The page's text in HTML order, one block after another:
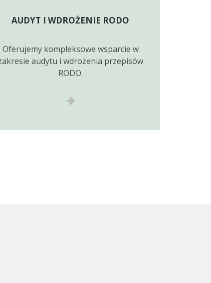
AUDYT I WDROŻENIE RODO
Oferujemy kompleksowe wsparcie w
audytu i wdrożenia przepisów
RODO.